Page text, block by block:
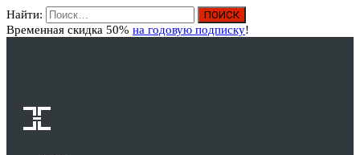
Найти:
Временная скидка 50% на годовую подписку!